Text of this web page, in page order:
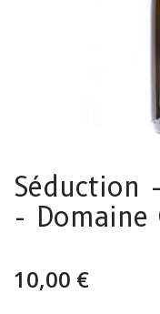
Séduction
- Domaine
10,00 €